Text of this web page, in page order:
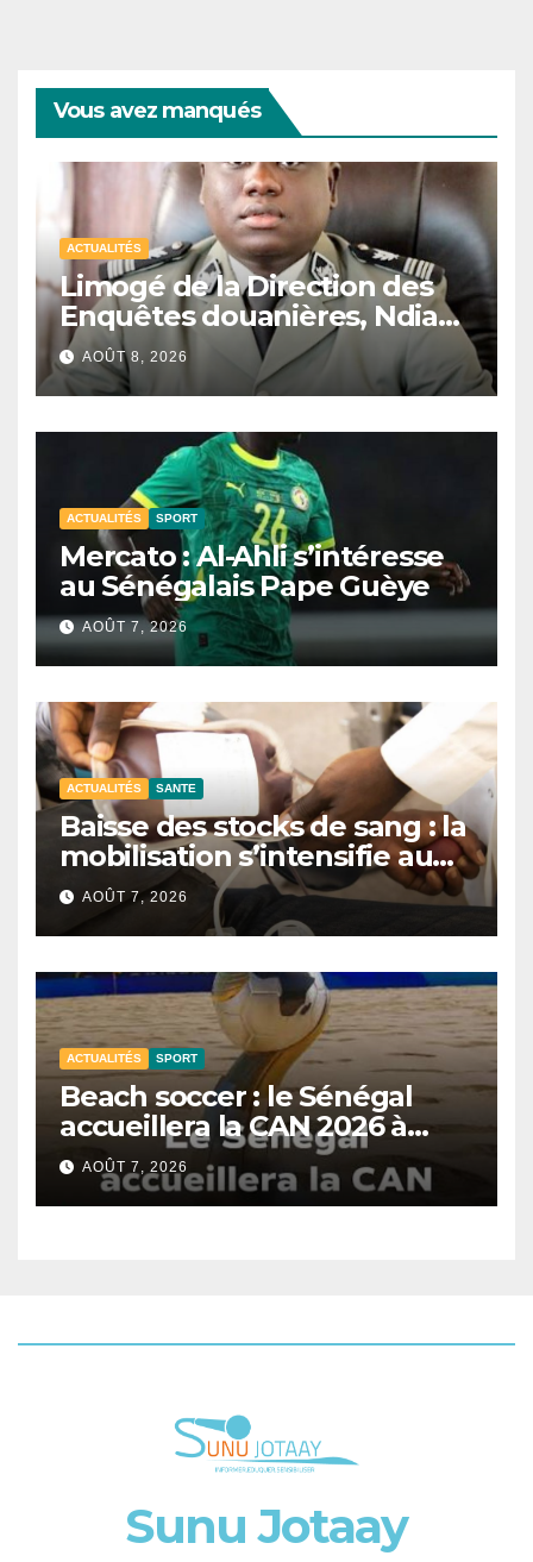
Vous avez manqués
ACTUALITÉS
Limogé de la Direction des
Enquêtes douanières, Ndiaga
Soumaré brise le silence
AOÛT 8, 2026
ACTUALITÉS SPORT
Mercato : Al-Ahli s’intéresse
au Sénégalais Pape Guèye
AOÛT 7, 2026
ACTUALITÉS SANTE
Baisse des stocks de sang : la
mobilisation s’intensifie au
CNTS de Dakar.
AOÛT 7, 2026
ACTUALITÉS SPORT
Beach soccer : le Sénégal
accueillera la CAN 2026 à
Dakar.
AOÛT 7, 2026
Sunu Jotaay